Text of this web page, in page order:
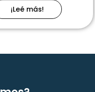
¡Leé más!